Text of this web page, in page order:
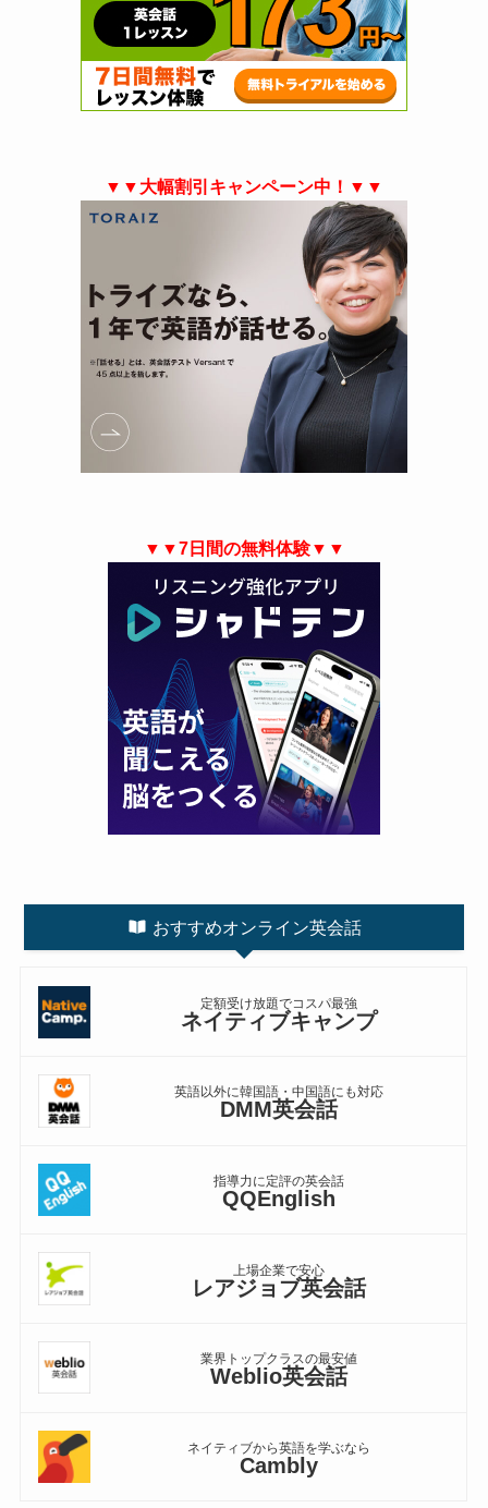
▼▼大幅割引キャンペーン中！▼▼
▼▼7日間の無料体験▼▼
おすすめオンライン英会話
定額受け放題でコスパ最強
ネイティブキャンプ
英語以外に韓国語・中国語にも対応
DMM英会話
指導力に定評の英会話
QQEnglish
上場企業で安心
レアジョブ英会話
業界トップクラスの最安値
Weblio英会話
ネイティブから英語を学ぶなら
Cambly